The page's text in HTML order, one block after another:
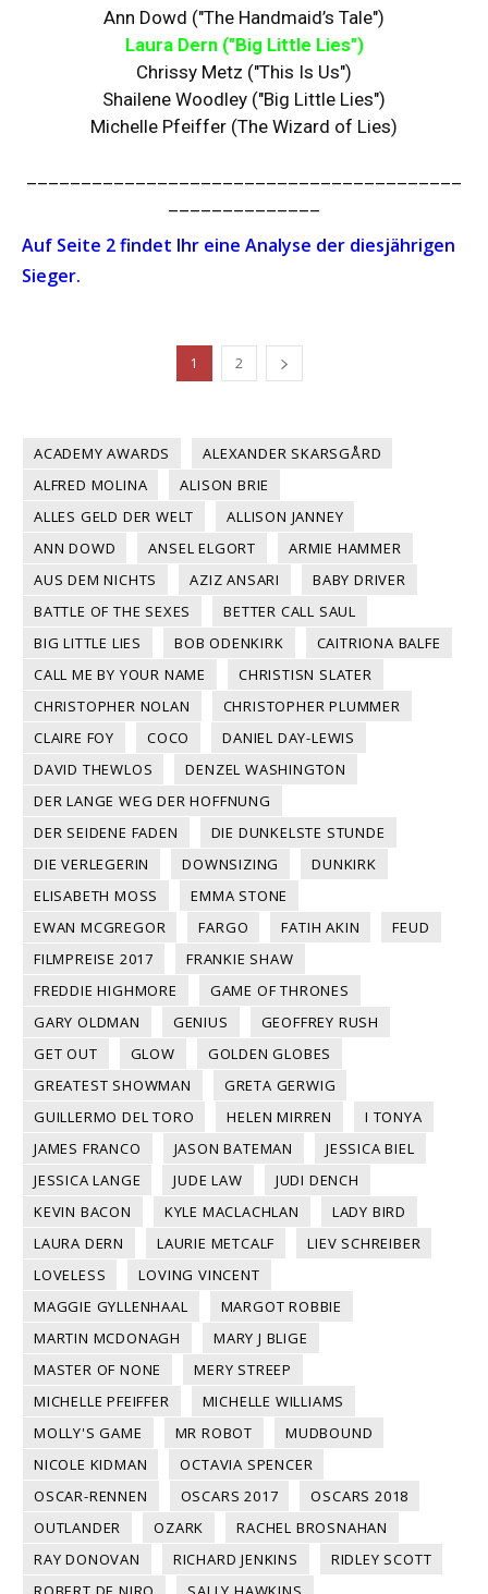
Ann Dowd ("The Handmaid’s Tale")
Laura Dern ("Big Little Lies")
Chrissy Metz ("This Is Us")
Shailene Woodley ("Big Little Lies")
Michelle Pfeiffer (The Wizard of Lies)
Auf Seite 2 findet Ihr eine Analyse der diesjährigen
Sieger.
1 2
ACADEMY AWARDS
ALEXANDER SKARSGÅRD
ALFRED MOLINA
ALISON BRIE
ALLES GELD DER WELT
ALLISON JANNEY
ANN DOWD
ANSEL ELGORT
ARMIE HAMMER
AUS DEM NICHTS
AZIZ ANSARI
BABY DRIVER
BATTLE OF THE SEXES
BETTER CALL SAUL
BIG LITTLE LIES
BOB ODENKIRK
CAITRIONA BALFE
CALL ME BY YOUR NAME
CHRISTISN SLATER
CHRISTOPHER NOLAN
CHRISTOPHER PLUMMER
CLAIRE FOY
COCO
DANIEL DAY-LEWIS
DAVID THEWLOS
DENZEL WASHINGTON
DER LANGE WEG DER HOFFNUNG
DER SEIDENE FADEN
DIE DUNKELSTE STUNDE
DIE VERLEGERIN
DOWNSIZING
DUNKIRK
ELISABETH MOSS
EMMA STONE
EWAN MCGREGOR
FARGO FATIH AKIN
FEUD
FILMPREISE 2017
FRANKIE SHAW
FREDDIE HIGHMORE
GAME OF THRONES
GARY OLDMAN
GENIUS
GEOFFREY RUSH
GET OUT
GLOW
GOLDEN GLOBES
GREATEST SHOWMAN
GRETA GERWIG
GUILLERMO DEL TORO
HELEN MIRREN
I TONYA
JAMES FRANCO
JASON BATEMAN
JESSICA BIEL
JESSICA LANGE
JUDE LAW
JUDI DENCH
KEVIN BACON
KYLE MACLACHLAN
LADY BIRD
LAURA DERN
LAURIE METCALF
LIEV SCHREIBER
LOVELESS
LOVING VINCENT
MAGGIE GYLLENHAAL
MARGOT ROBBIE
MARTIN MCDONAGH
MARY J BLIGE
MASTER OF NONE
MERY STREEP
MICHELLE PFEIFFER
MICHELLE WILLIAMS
MOLLY'S GAME
MR ROBOT
MUDBOUND
NICOLE KIDMAN
OCTAVIA SPENCER
OSCAR-RENNEN
OSCARS 2017
OSCARS 2018
OUTLANDER
OZARK
RACHEL BROSNAHAN
RAY DONOVAN
RICHARD JENKINS
RIDLEY SCOTT